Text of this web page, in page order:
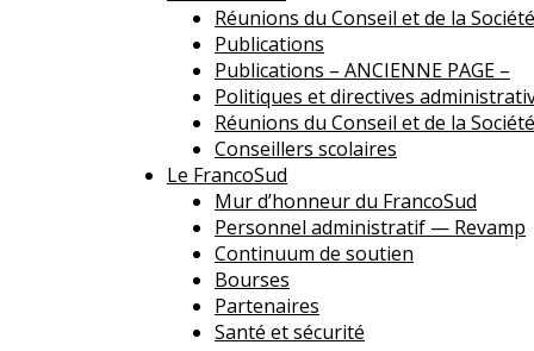
Réunions du Conseil et de la Société
Publications
Publications – ANCIENNE PAGE –
Politiques et directives
Réunions du Conseil et de la Société
Conseillers scolaires
Le FrancoSud
Mur d’honneur du FrancoSud
Personnel administratif — Revamp
Continuum de soutien
Bourses
Partenaires
Santé et sécurité